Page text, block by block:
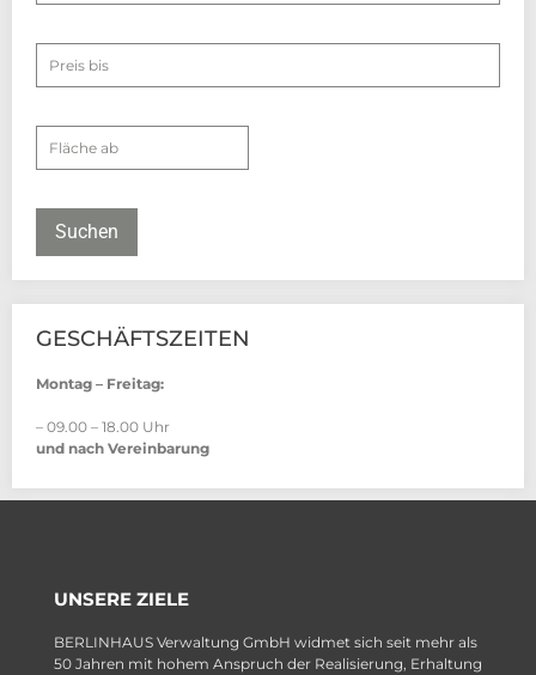
Suchen
GESCHÄFTSZEITEN
Montag – Freitag:
– 09.00 – 18.00 Uhr
und nach Vereinbarung
UNSERE ZIELE
BERLINHAUS Verwaltung GmbH widmet sich seit mehr als
50 Jahren mit hohem Anspruch der Realisierung, Erhaltung